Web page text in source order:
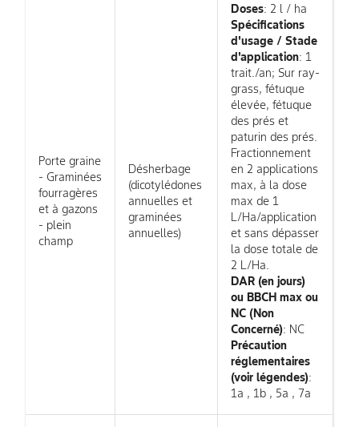
Porte graine
- Graminées
fourragères
et à gazons
- plein
champ
Désherbage
(dicotylédones
annuelles et
graminées
annuelles)
Doses: 2 l / ha
Spécifications
d'usage / Stade
d'application: 1
trait./an; Sur ray-
grass, fétuque
élevée, fétuque
des prés et
paturin des prés.
Fractionnement
en 2 applications
max, à la dose
max de 1
L/Ha/application
et sans dépasser
la dose totale de
2 L/Ha.
DAR (en jours)
ou BBCH max ou
NC (Non
Concerné): NC
Précaution
réglementaires
(voir légendes):
1a , 1b , 5a , 7a